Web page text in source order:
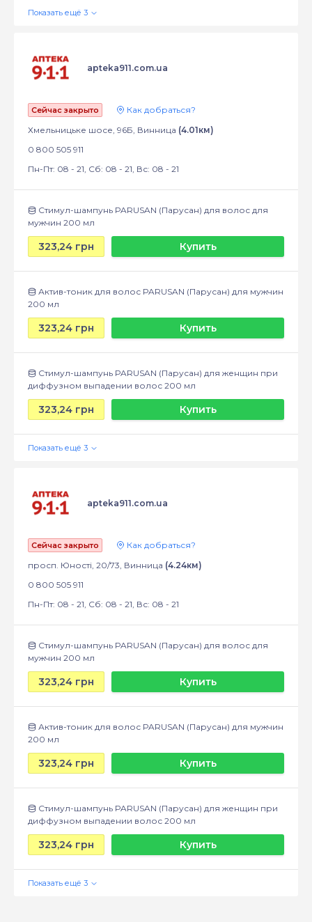
apteka911.com.ua
Сейчас закрыто
Как добраться?
Хмельницьке шосе, 96Б, Винница (4.01км)
0 800 505 911
Пн-Пт: 08 - 21, Сб: 08 - 21, Вс: 08 - 21
Стимул-шампунь PARUSAN (Парусан) для волос для
мужчин 200 мл
323,24 грн Купить
Актив-тоник для волос PARUSAN (Парусан) для мужчин
200 мл
323,24 грн Купить
Стимул-шампунь PARUSAN (Парусан) для женщин при
диффузном выпадении волос 200 мл
323,24 грн Купить
apteka911.com.ua
Сейчас закрыто
Как добраться?
просп. Юності, 20/73, Винница (4.24км)
0 800 505 911
Пн-Пт: 08 - 21, Сб: 08 - 21, Вс: 08 - 21
Стимул-шампунь PARUSAN (Парусан) для волос для
мужчин 200 мл
323,24 грн Купить
Актив-тоник для волос PARUSAN (Парусан) для мужчин
200 мл
323,24 грн Купить
Стимул-шампунь PARUSAN (Парусан) для женщин при
диффузном выпадении волос 200 мл
323,24 грн Купить